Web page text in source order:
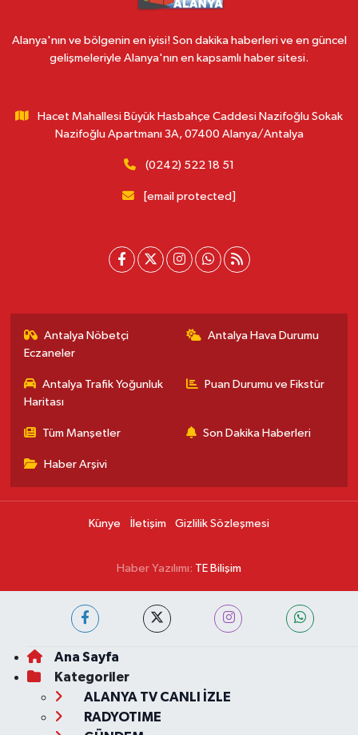
Alanya'nın ve bölgenin en iyisi! Son dakika haberleri ve en güncel
gelişmeleriyle Alanya'nın en kapsamlı haber sitesi.
Hacet Mahallesi Büyük Hasbahçe Caddesi Nazifoğlu Sokak
Nazifoğlu Apartmanı 3A, 07400 Alanya/Antalya
(0242) 522 18 51
[email protected]
Antalya Nöbetçi
Eczaneler
Antalya Hava Durumu
Antalya Trafik Yoğunluk
Haritası
Puan Durumu ve Fikstür
Tüm Manşetler Son Dakika Haberleri
Haber Arşivi
Künye İletişim Gizlilik Sözleşmesi
Haber Yazılımı: TE Bilişim
Ana Sayfa
Kategoriler
ALANYA TV CANLI İZLE
RADYOTIME